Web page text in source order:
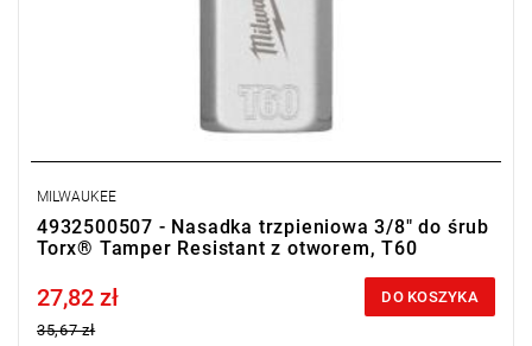
MILWAUKEE
4932500507 - Nasadka trzpieniowa 3/8" do śrub
Torx® Tamper Resistant z otworem, T60
Price tax included
27,82 zł
35,67 zł
DO KOSZYKA